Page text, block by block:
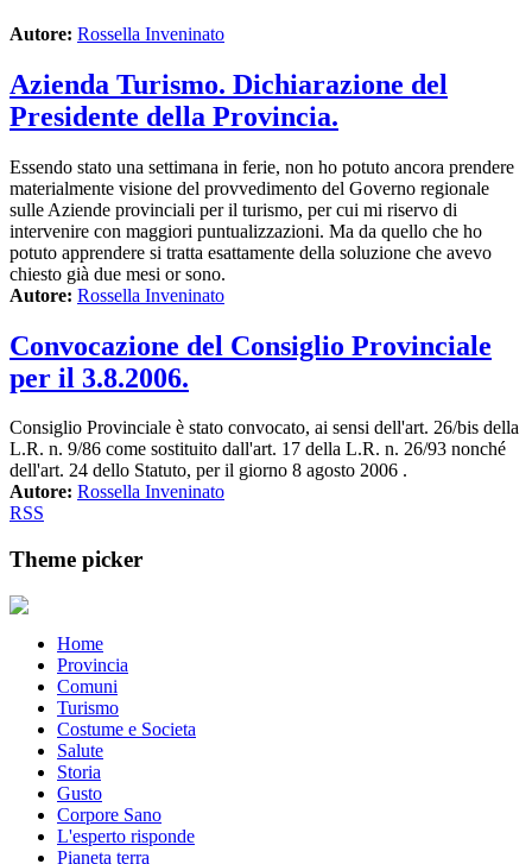
Autore: Rossella Inveninato
Azienda Turismo. Dichiarazione del
Presidente della Provincia.
Essendo stato una settimana in ferie, non ho potuto ancora prendere
materialmente visione del provvedimento del Governo regionale
sulle Aziende provinciali per il turismo, per cui mi riservo di
intervenire con maggiori puntualizzazioni. Ma da quello che ho
potuto apprendere si tratta esattamente della soluzione che avevo
chiesto già due mesi or sono.
Autore: Rossella Inveninato
Convocazione del Consiglio Provinciale
per il 3.8.2006.
Consiglio Provinciale è stato convocato, ai sensi dell'art. 26/bis della
L.R. n. 9/86 come sostituito dall'art. 17 della L.R. n. 26/93 nonché
dell'art. 24 dello Statuto, per il giorno 8 agosto 2006 .
Autore: Rossella Inveninato
RSS
Theme picker
Home
Provincia
Comuni
Turismo
Costume e Societa
Salute
Storia
Gusto
Corpore Sano
L'esperto risponde
Pianeta terra